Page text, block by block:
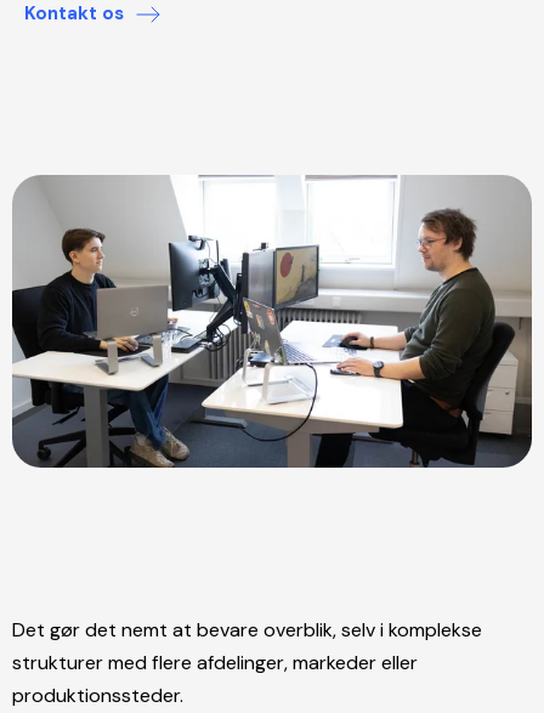
Kontakt os
Det gør det nemt at bevare overblik, selv i komplekse
strukturer med flere afdelinger, markeder eller
produktionssteder.